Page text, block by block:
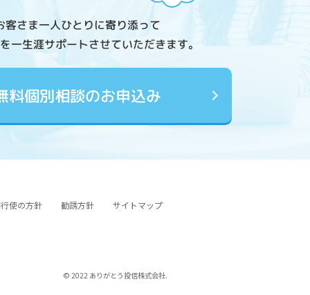
客さま一人ひとりに寄り添って
一生涯サポートさせていただきます。
料個別相談のお申込み
使の方針 勧誘方針 サイトマップ
© 2022 ありがとう投信株式会社.